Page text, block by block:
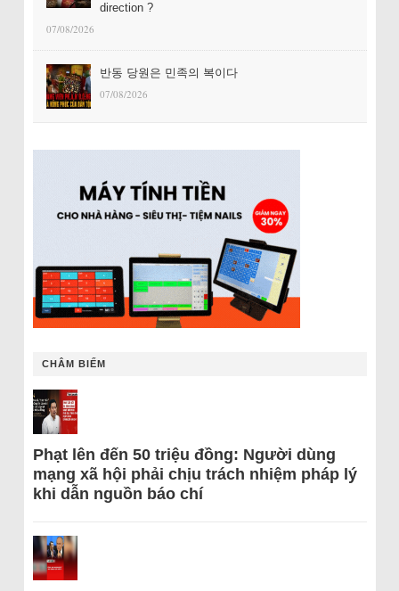
direction ?
07/08/2026
반동 당원은 민족의 복이다
07/08/2026
CHÂM BIẾM
Phạt lên đến 50 triệu đồng: Người dùng
mạng xã hội phải chịu trách nhiệm pháp lý
khi dẫn nguồn báo chí